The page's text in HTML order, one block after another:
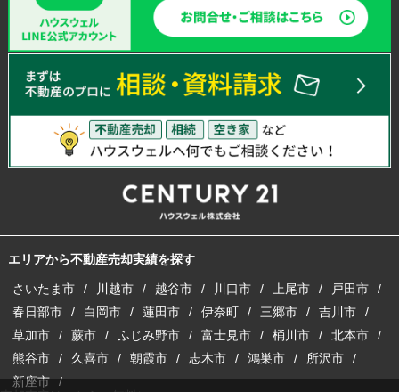
エリアから不動産売却実績を探す
さいたま市 川越市 越谷市 川口市 上尾市
戸田市
春日部市
白岡市 蓮田市 伊奈町 三郷市
吉川市
草加市
蕨市 ふじみ野市 富士見市 桶川市
北本市
熊谷市
久喜市 朝霞市 志木市 鴻巣市
所沢市
新座市